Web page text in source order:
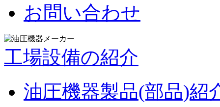
お問い合わせ
工場設備の紹介
油圧機器製品(部品)紹